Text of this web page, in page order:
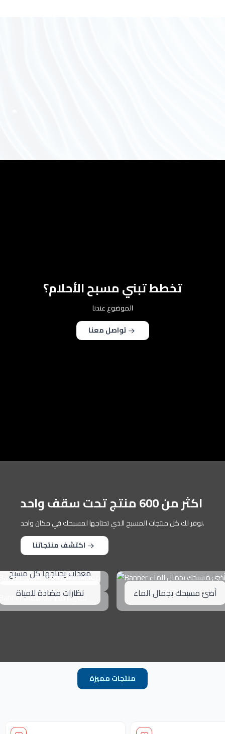
تخطط تبني مسبح الأحلام؟
الموضوع عندنا
تواصل معنا
اكثر من 600 منتج تحت سقف واحد
نوفر لك كل منتجات المسبح الذي تحتاجها لمسبحك في مكان واحد.
اكتشف منتجاتنا
معدات يحتاجها كل مسبح
نظارات مضادة للمياة
أضئ مسبحك بجمال الماء
منتجات مميزة